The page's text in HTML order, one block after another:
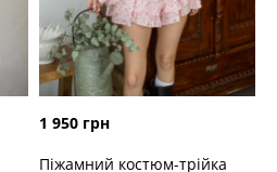
1 950 грн
Піжамний костюм-трійка